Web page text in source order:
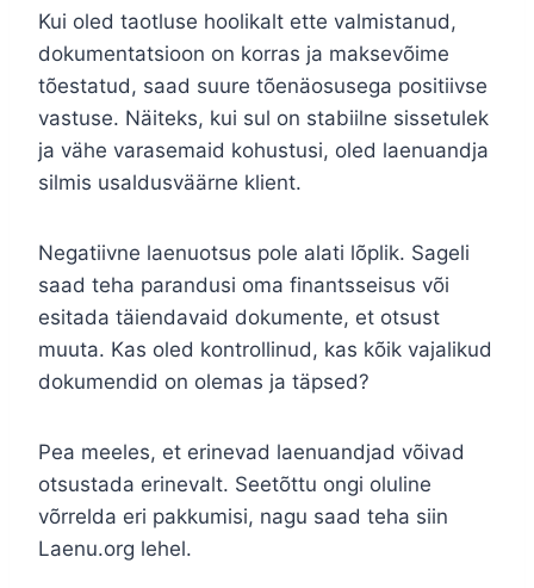
Kui oled taotluse hoolikalt ette valmistanud,
dokumentatsioon on korras ja maksevõime
tõestatud, saad suure tõenäosusega positiivse
vastuse. Näiteks, kui sul on stabiilne sissetulek
ja vähe varasemaid kohustusi, oled laenuandja
silmis usaldusväärne klient.
Negatiivne laenuotsus pole alati lõplik. Sageli
saad teha parandusi oma finantsseisus või
esitada täiendavaid dokumente, et otsust
muuta. Kas oled kontrollinud, kas kõik vajalikud
dokumendid on olemas ja täpsed?
Pea meeles, et erinevad laenuandjad võivad
otsustada erinevalt. Seetõttu ongi oluline
võrrelda eri pakkumisi, nagu saad teha siin
Laenu.org lehel.